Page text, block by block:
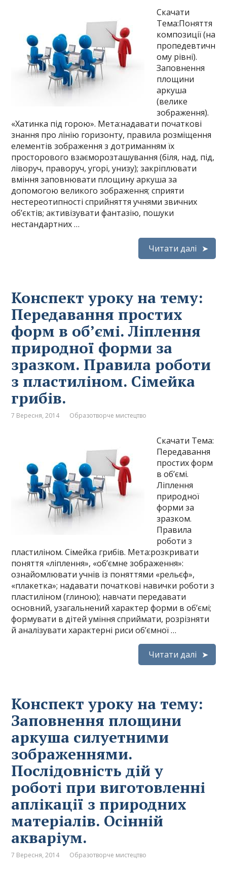
Скачати
Тема:Поняття
композиції (на
пропедевтичн
ому рівні).
Заповнення
площини
аркуша
(велике
зображення).
«Хатинка під горою». Мета:надавати початкові
знання про лінію горизонту, правила розміщення
елементів зображення з дотриманням їх
просторового взаєморозташування (біля, над, під,
ліворуч, праворуч, угорі, унизу); закріплювати
вміння заповнювати площину аркуша за
допомогою великого зображення; сприяти
нестереотипності сприйняття учнями звичних
об’єктів; активізувати фантазію, пошуки
нестандартних …
Читати далі
Конспект уроку на тему:
Передавання простих
форм в об’ємі. Ліплення
природної форми за
зразком. Правила роботи
з пластиліном. Сімейка
грибів.
7 Вересня, 2014 Образотворче мистецтво
Скачати Тема:
Передавання
простих форм
в об’ємі.
Ліплення
природної
форми за
зразком.
Правила
роботи з
пластиліном. Сімейка грибів. Мета:розкривати
поняття «ліплення», «об’ємне зображення»:
ознайомлювати учнів із поняттями «рельєф»,
«плакетка»; надавати початкові навички роботи з
пластиліном (глиною); навчати передавати
основний, узагальнений характер форми в об’ємі;
формувати в дітей уміння сприймати, розрізняти
й аналізувати характерні риси об’ємної …
Читати далі
Конспект уроку на тему:
Заповнення площини
аркуша силуетними
зображеннями.
Послідовність дій у
роботі при виготовленні
аплікації з природних
матеріалів. Осінній
акваріум.
7 Вересня, 2014 Образотворче мистецтво